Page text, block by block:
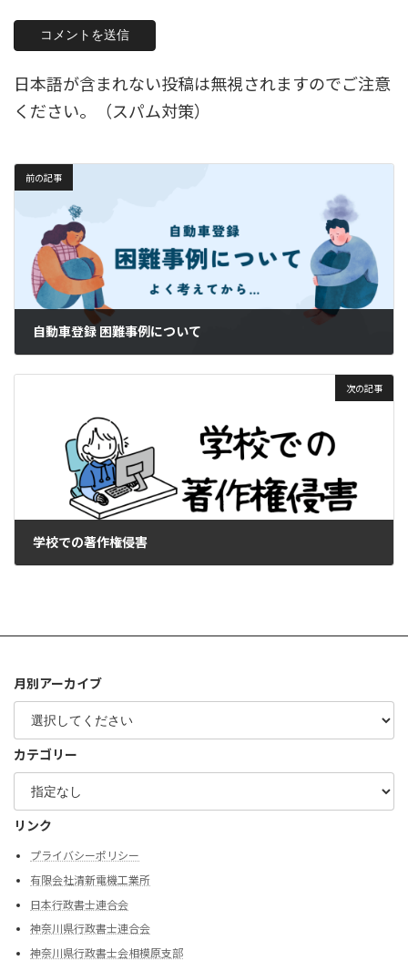
日本語が含まれない投稿は無視されますのでご注意
ください。（スパム対策）
前の記事
自動車登録 困難事例について
次の記事
学校での著作権侵害
月別アーカイブ
カテゴリー
リンク
プライバシーポリシー
有限会社清新電機工業所
日本行政書士連合会
神奈川県行政書士連合会
神奈川県行政書士会相模原支部